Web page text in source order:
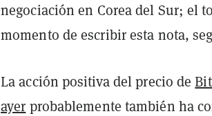
negociación en Corea del Sur; el
momento de escribir esta nota,
La acción positiva del precio de
ayer probablemente también ha